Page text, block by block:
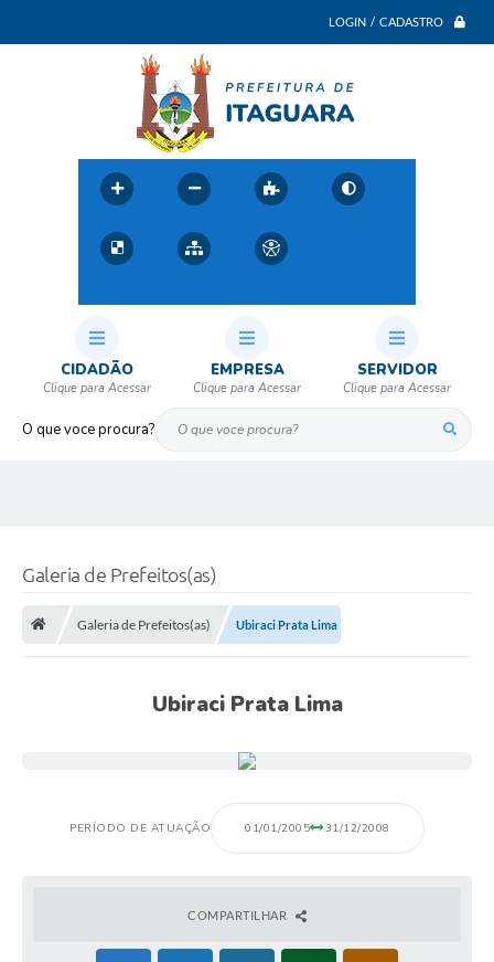
LOGIN / CADASTRO
O que voce procura?
CIDADÃO EMPRESA SERVIDOR
Galeria de Prefeitos(as)
Galeria de Prefeitos(as) Ubiraci Prata Lima
Ubiraci Prata Lima
PERÍODO DE ATUAÇÃO 01/01/2005 31/12/2008
COMPARTILHAR